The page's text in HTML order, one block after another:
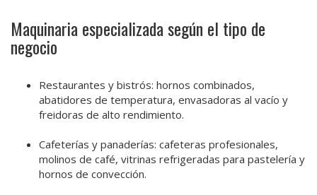
Maquinaria especializada según el tipo de
negocio
Restaurantes y bistrós: hornos combinados,
abatidores de temperatura, envasadoras al vacío y
freidoras de alto rendimiento.
Cafeterías y panaderías: cafeteras profesionales,
molinos de café, vitrinas refrigeradas para pastelería y
hornos de convección.